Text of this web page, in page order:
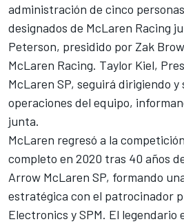
administración de cinco
designados de McLaren Racing
Peterson, presidido por Zak
McLaren Racing. Taylor Kiel,
McLaren SP, seguirá dirigiendo
operaciones del equipo,
junta.
McLaren regresó a la
completo en 2020 tras 40 años
Arrow McLaren SP, formando
estratégica con el patrocinador
Electronics y SPM. El legendario